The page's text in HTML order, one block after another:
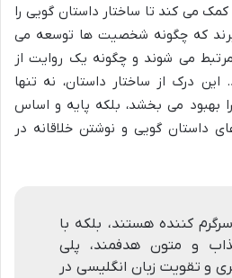
می کند تا ساختار داستان گویی را
که چگونه شخصیت ها توسعه می
می شوند و چگونه یک روایت از
این درک از ساختار داستان، نه تنها
بهبود می بخشد، بلکه پایه و اساس
داستان گویی و نوشتن خلاقانه در
کننده هستند، بلکه با
و متون هدفمند، پلی
و تقویت زبان انگلیسی در